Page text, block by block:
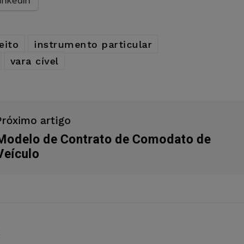
instrumento particular
vara cível
artigo
de Contrato de Comodato de